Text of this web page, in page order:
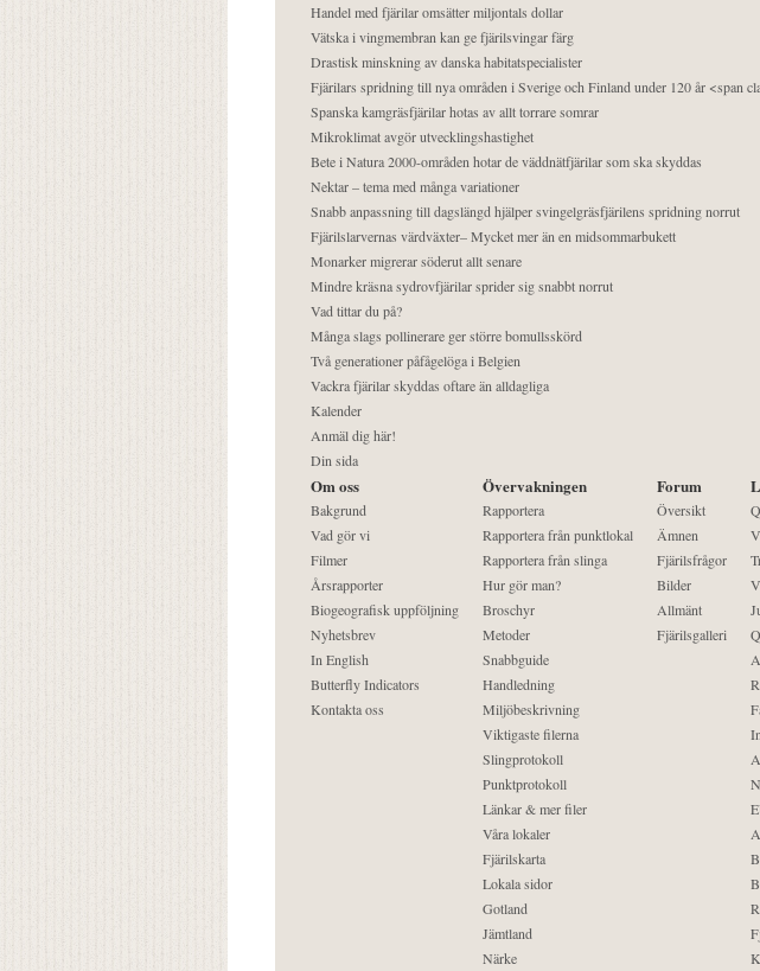
Handel med fjärilar omsätter miljontals dollar
Vätska i vingmembran kan ge fjärilsvingar färg
Drastisk minskning av danska habitatspecialister
Fjärilars spridning till nya områden i Sverige och Finland under 120 år <span
Spanska kamgräsfjärilar hotas av allt torrare somrar
Mikroklimat avgör utvecklingshastighet
Bete i Natura 2000-områden hotar de väddnätfjärilar som ska skyddas
Nektar – tema med många variationer
Snabb anpassning till dagslängd hjälper svingelgräsfjärilens spridning norrut
Fjärilslarvernas värdväxter– Mycket mer än en midsommarbukett
Monarker migrerar söderut allt senare
Mindre kräsna sydrovfjärilar sprider sig snabbt norrut
Vad tittar du på?
Många slags pollinerare ger större bomullsskörd
Två generationer påfågelöga i Belgien
Vackra fjärilar skyddas oftare än alldagliga
Kalender
Anmäl dig här!
Din sida
Om oss
Bakgrund
Vad gör vi
Filmer
Årsrapporter
Biogeografisk uppföljning
Nyhetsbrev
In English
Butterfly Indicators
Kontakta oss
Övervakningen
Rapportera
Rapportera från punktlokal
Rapportera från slinga
Hur gör man?
Broschyr
Metoder
Snabbguide
Handledning
Miljöbeskrivning
Viktigaste filerna
Slingprotokoll
Punktprotokoll
Länkar & mer filer
Våra lokaler
Fjärilskarta
Lokala sidor
Gotland
Jämtland
Närke
Forum
Översikt
Ämnen
Fjärilsfrågor
Bilder
Allmänt
Fjärilsgalleri